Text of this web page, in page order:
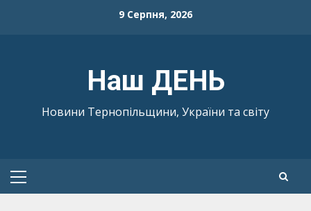
9 Серпня, 2026
Наш ДЕНЬ
Новини Тернопільщини, України та світу
Primary